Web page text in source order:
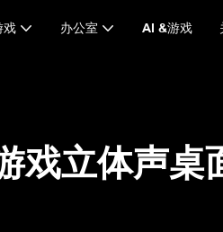
戏 办公室 AI &游戏
戏立体声桌